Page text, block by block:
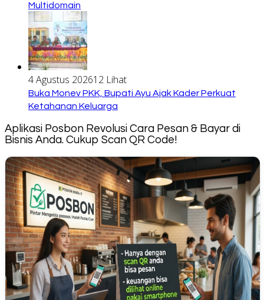
Multidomain
4 Agustus 202612 Lihat
Buka Monev PKK, Bupati Ayu Ajak Kader Perkuat
Ketahanan Keluarga
Aplikasi Posbon Revolusi Cara Pesan & Bayar di
Bisnis Anda. Cukup Scan QR Code!